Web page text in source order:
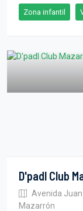
Zona infantil
D'padl Club
Avenida
Mazarrón